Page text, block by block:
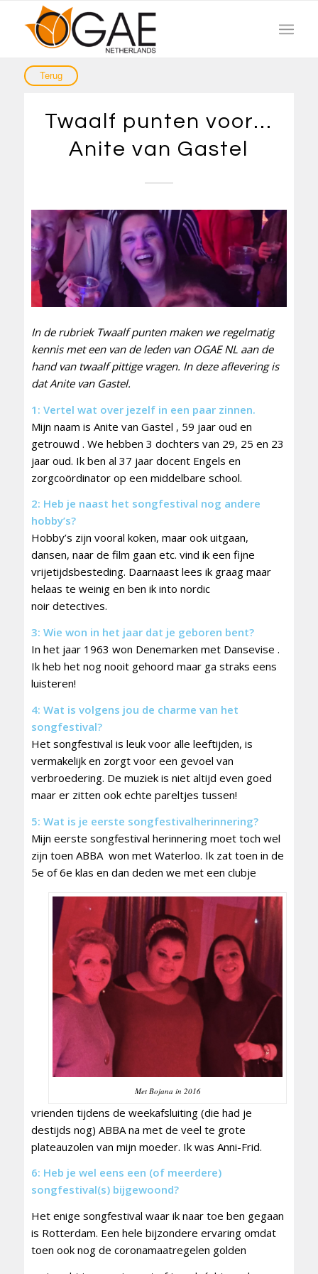
Twaalf punten voor…
Anite van Gastel
In de rubriek Twaalf punten maken we regelmatig
kennis met een van de leden van OGAE NL aan de
hand van twaalf pittige vragen. In deze aflevering is
dat Anite van Gastel.
1: Vertel wat over jezelf in een paar zinnen.
Mijn naam is Anite van Gastel , 59 jaar oud en
getrouwd . We hebben 3 dochters van 29, 25 en 23
jaar oud. Ik ben al 37 jaar docent Engels en
zorgcoördinator op een middelbare school.
2: Heb je naast het songfestival nog andere
hobby’s?
Hobby’s zijn vooral koken, maar ook uitgaan,
dansen, naar de film gaan etc. vind ik een fijne
vrijetijdsbesteding. Daarnaast lees ik graag maar
helaas te weinig en ben ik into nordic
noir detectives.
3: Wie won in het jaar dat je geboren bent?
In het jaar 1963 won Denemarken met Dansevise .
Ik heb het nog nooit gehoord maar ga straks eens
luisteren!
4: Wat is volgens jou de charme van het
songfestival?
Het songfestival is leuk voor alle leeftijden, is
vermakelijk en zorgt voor een gevoel van
verbroedering. De muziek is niet altijd even goed
maar er zitten ook echte pareltjes tussen!
5: Wat is je eerste songfestivalherinnering?
Mijn eerste songfestival herinnering moet toch wel
zijn toen ABBA won met Waterloo. Ik zat toen in de
5e of 6e klas en dan deden we met een clubje
Met Bojana in 2016
vrienden tijdens de weekafsluiting (die had je
destijds nog) ABBA na met de veel te grote
plateauzolen van mijn moeder. Ik was Anni-Frid.
6: Heb je wel eens een (of meerdere)
songfestival(s) bijgewoond?
Het enige songfestival waar ik naar toe ben gegaan
is Rotterdam. Een hele bijzondere ervaring omdat
toen ook nog de coronamaatregelen golden